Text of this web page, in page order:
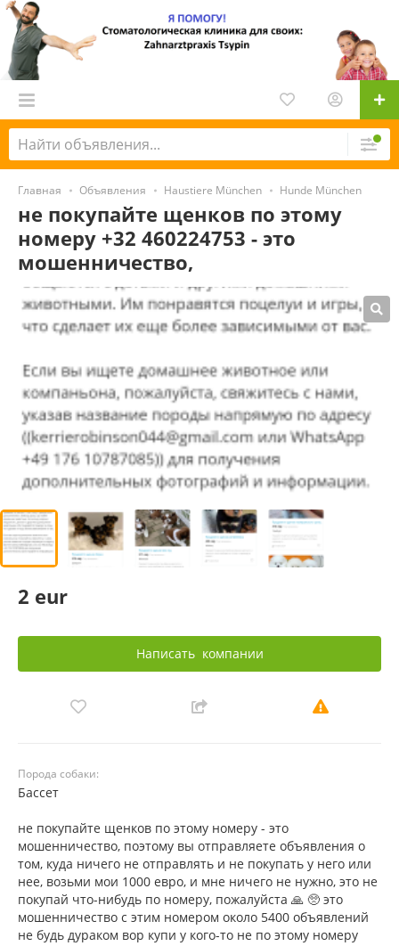
Главная Объявления Haustiere München Hunde München
не покупайте щенков по этому
номеру +32 460224753 - это
мошенничество,
2 eur
Написать компании
Порода собаки:
Бассет
не покупайте щенков по этому номеру - это
мошенничество, поэтому вы отправляете объявления о
том, куда ничего не отправлять и не покупать у него или
нее, возьми мои 1000 евро, и мне ничего не нужно, это не
покупай что-нибудь по номеру, пожалуйста 🙏 🥺 это
мошенничество с этим номером около 5400 объявлений
не будь дураком вор купи у кого-то не по этому номеру